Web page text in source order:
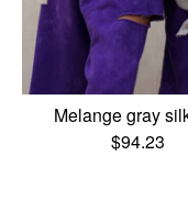
Melange gray
$94.23